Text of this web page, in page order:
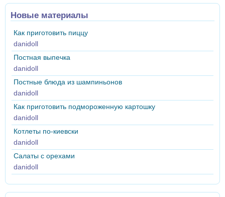
Новые материалы
Как приготовить пиццу
danidoll
Постная выпечка
danidoll
Постные блюда из шампиньонов
danidoll
Как приготовить подмороженную картошку
danidoll
Котлеты по-киевски
danidoll
Салаты с орехами
danidoll